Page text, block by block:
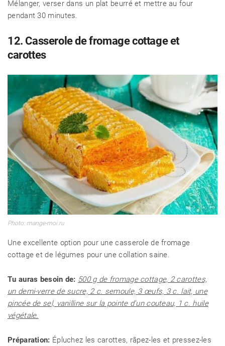
Mélanger, verser dans un plat beurré et mettre au four
pendant 30 minutes.
12. Casserole de fromage cottage et
carottes
Photo: mange-moi.ru
Une excellente option pour une casserole de fromage
cottage et de légumes pour une collation saine.
Tu auras besoin de: 500 g de fromage cottage, 2 carottes,
un demi-verre de sucre, 2 c. semoule, 3 œufs, 3 c. lait, une
pincée de sel, vanilline sur la pointe d'un couteau, 1 c. huile
végétale.
Préparation: Épluchez les carottes, râpez-les et pressez-les